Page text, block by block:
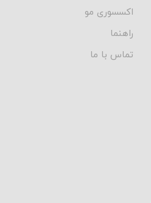
اکسسوری مو
راهنما
تماس با ما